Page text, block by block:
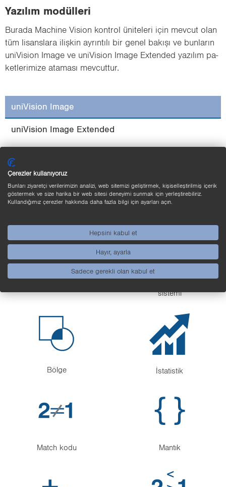
Ya­zı­lım mo­dül­le­ri
Bu­ra­da Mac­hi­ne Vi­si­on kont­rol üni­te­le­ri için mev­cut olan
tüm li­sans­la­ra iliş­kin ay­rın­tı­lı bir genel ba­kı­şı ve bun­la­rın
uni­Vi­si­on Image ve uni­Vi­si­on Image Extended ya­zı­lım pa­
ket­le­ri­mi­ze ata­ma­sı mev­cut­tur.
uniVision Image
uniVision Image Extended
Filtre Eşik değer
sistemi
Bölge İstatistik
Match kodu Mantık
Çerezler kullanıyoruz
Bunları ziyaretçi verilerimizin analizi, web sitemizi geliştirmek, kişiselleştirilmiş içerik
göstermek ve size harika bir web sitesi deneyimi sunmak için yerleştirebiliriz.
Kullandığımız çerezler hakkında daha fazla bilgi için ayarları açın.
Hepsini kabul et
Hayır, ayarla
Sadece gerekli olan kabul et